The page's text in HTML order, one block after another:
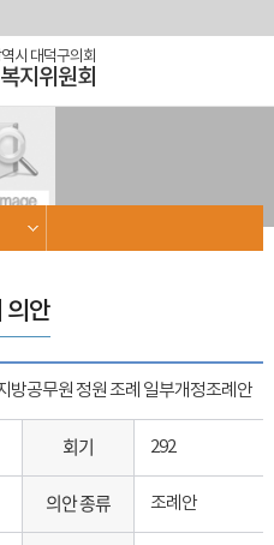
시 대덕구의회
지위원회
의안
방공무원 정원 조례 일부개정조례안
회기 292
의안 종류 조례안